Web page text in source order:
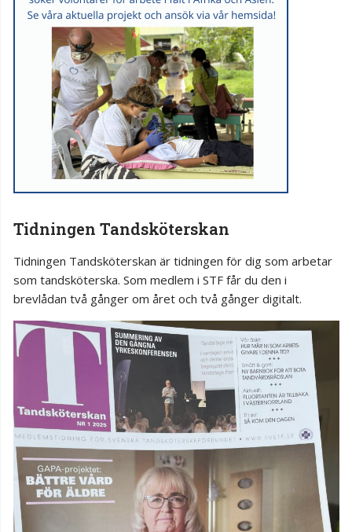
Tidningen Tandsköterskan
Tidningen Tandsköterskan är tidningen för dig som arbetar
som tandsköterska. Som medlem i STF får du den i
brevlådan två gånger om året och två gånger digitalt.